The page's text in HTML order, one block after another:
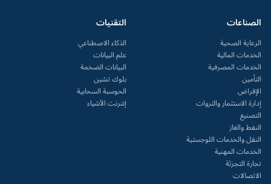
الصناعات
الرعاية الصحية
الخدمات المالية
الخدمات المصرفية
التأمين
الإقراض
إدارة الاستثمار والثروات
التصنيع
النفط والغاز
النقل والخدمات اللوجستية
الخدمات المهنية
تجارة التجزئة
الاتصالات
التقنيات
الذكاء الاصطناعي
علم البيانات
البيانات الضخمة
بلوك تشين
الحوسبة السحابية
إنترنت الأشياء